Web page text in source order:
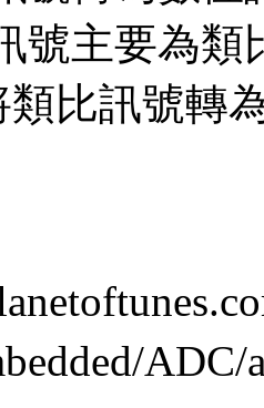
號主要為
類比訊號轉
ADC/